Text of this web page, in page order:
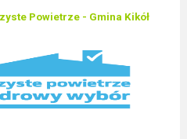
Powietrze - Gmina Kikół